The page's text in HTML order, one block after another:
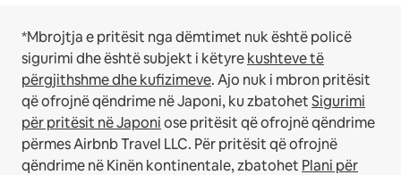
*Mbrojtja e pritësit nga dëmtimet nuk është policë
sigurimi dhe është subjekt i këtyrekushteve të
përgjithshme dhe kufizimeve.Ajo nuk i mbron pritësit
që ofrojnë qëndrime në Japoni, ku zbatohetSigurimi
për pritësit në Japoniose pritësit që ofrojnë qëndrime
përmes Airbnb Travel LLC. Për pritësit që ofrojnë
qëndrime në Kinën kontinentale, zbatohet Plani për